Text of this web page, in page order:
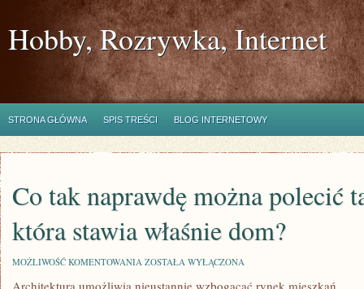
Hobby, Rozrywka, Internet
STRONA GŁÓWNA SPIS TREŚCI BLOG INTERNETOWY
Co tak naprawdę można polecić
która stawia właśnie dom?
MOŻLIWOŚĆ KOMENTOWANIA CO
NAPRAWDĘ
ZOSTAŁA WYŁĄCZONA
Architektura umożliwia nieustannie wzbogacać rynek mieszkań